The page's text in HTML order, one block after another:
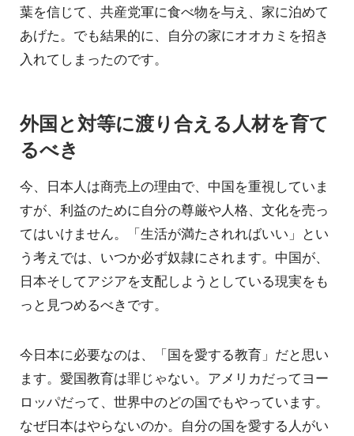
葉を信じて、共産党軍に食べ物を与え、家に泊めて
あげた。でも結果的に、自分の家にオオカミを招き
入れてしまったのです。
外国と対等に渡り合える人材を育て
るべき
今、日本人は商売上の理由で、中国を重視していま
すが、利益のために自分の尊厳や人格、文化を売っ
てはいけません。「生活が満たされればいい」とい
う考えでは、いつか必ず奴隷にされます。中国が、
日本そしてアジアを支配しようとしている現実をも
っと見つめるべきです。
今日本に必要なのは、「国を愛する教育」だと思い
ます。愛国教育は罪じゃない。アメリカだってヨー
ロッパだって、世界中のどの国でもやっています。
なぜ日本はやらないのか。自分の国を愛する人がい